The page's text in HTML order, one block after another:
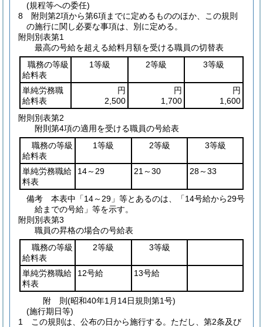
(規程等への委任)
8
附則第2項から第6項までに定めるもののほか、この規則
の施行に関し必要な事項は、別に定める。
附則別表第1
最高の号給を超える給料月額を受ける職員の切替表
職務の等級
給料表
1等級 2等級 3等級
単純労務職
給料表
円
2,500
円
1,700
円
1,600
附則別表第2
附則第4項の適用を受ける職員の号給表
職務の等級
給料表
1等級 2等級 3等級
単純労務職給
料表
14～29 21～30 28～33
備考 本表中「14～29」等とあるのは、「14号給から29号
給までの号給」等を示す。
附則別表第3
職員の昇格の場合の号給表
職務の等級
給料表
2等級 3等級
単純労務職給
料表
12号給 13号給
附 則(昭和40年1月14日規則第1号)
(施行期日等)
1
この規則は、公布の日から施行する。 ただし、第2条及び